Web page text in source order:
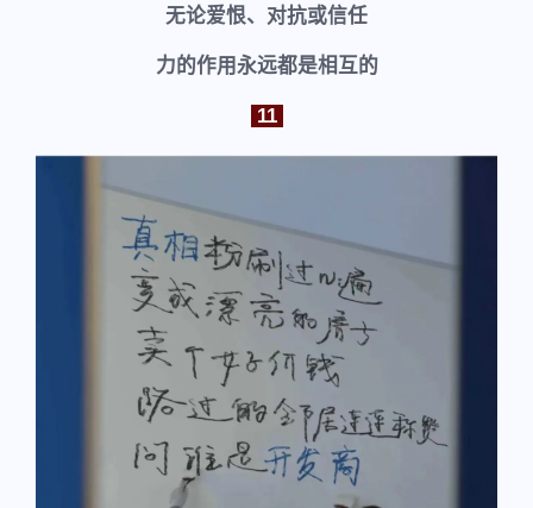
无论爱恨、对抗或信任
力的作用永远都是相互的
11